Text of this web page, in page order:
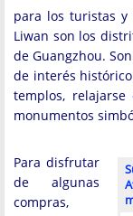
para los turistas y
Liwan son los
de Guangzhou.
de interés
templos,
monumentos
Para disfrutar
de algunas
compras,